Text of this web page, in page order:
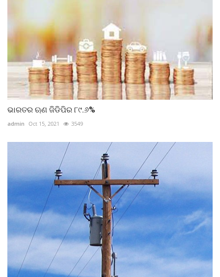
ଭାରତର ଋଣ ଜିଡିପିର ୮୯.୬%
admin Oct 15, 2021 3549